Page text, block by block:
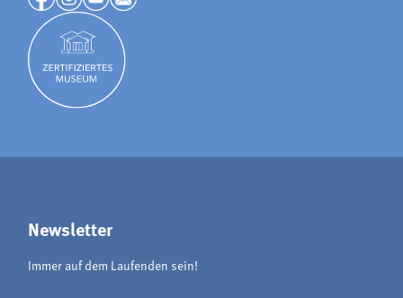
Newsletter
Immer auf dem Laufenden sein!